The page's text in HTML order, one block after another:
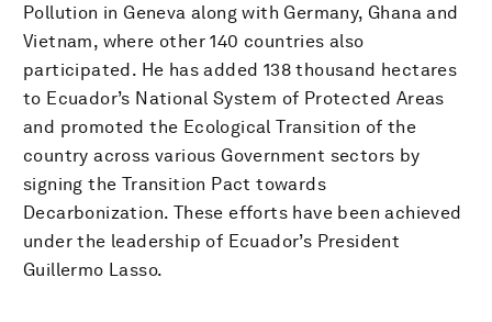
Pollution in Geneva along with Germany, Ghana and
Vietnam, where other 140 countries also
participated. He has added 138 thousand hectares
to Ecuador’s National System of Protected Areas
and promoted the Ecological Transition of the
country across various Government sectors by
signing the Transition Pact towards
Decarbonization. These efforts have been achieved
under the leadership of Ecuador’s President
Guillermo Lasso.